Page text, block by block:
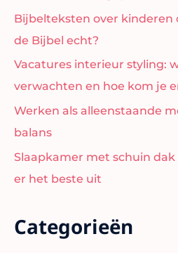
Bijbelteksten over kinderen
de Bijbel echt?
Vacatures interieur styling:
verwachten en hoe kom je
Werken als alleenstaande
balans
Slaapkamer met schuin
er het beste uit
Categorieën